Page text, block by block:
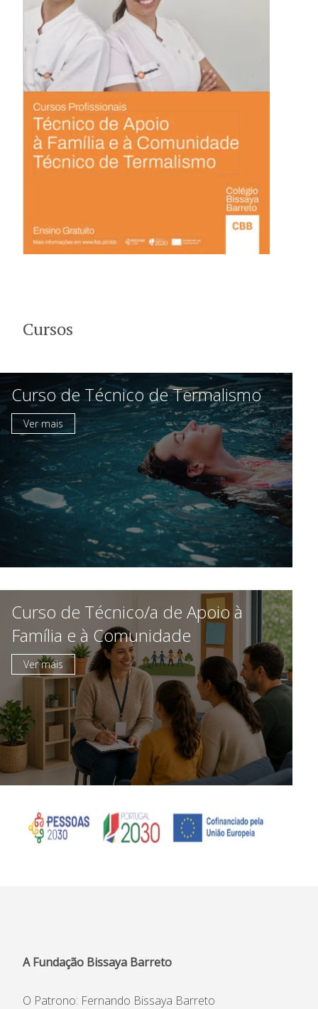
Cursos
Curso de Técnico de Termalismo
Ver mais
Curso de Técnico/a de Apoio à
Família e à Comunidade
Ver mais
A Fundação Bissaya Barreto
O Patrono: Fernando Bissaya Barreto